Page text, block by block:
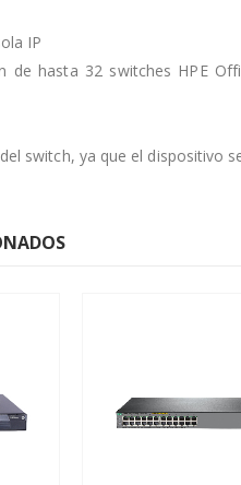
IP
de hasta 32 switches HPE
switch, ya que el dispositivo